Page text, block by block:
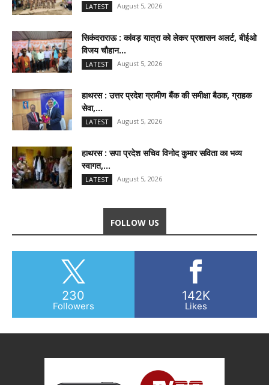
LATEST August 5, 2026
सिकंदराराऊ : कांवड़ यात्रा को लेकर प्रशासन अलर्ट, बीईओ
विजय चौहान...
LATEST August 5, 2026
हाथरस : उत्तर प्रदेश ग्रामीण बैंक की समीक्षा बैठक, ग्राहक
सेवा,...
LATEST August 5, 2026
हाथरस : सपा प्रदेश सचिव विनोद कुमार सविता का भव्य
स्वागत,...
LATEST August 5, 2026
FOLLOW US
230
Followers
142K
Likes